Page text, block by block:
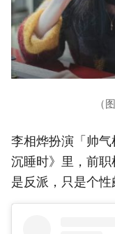
（
李相烨扮演「帅
沉睡时》里，前
是反派，只是个性